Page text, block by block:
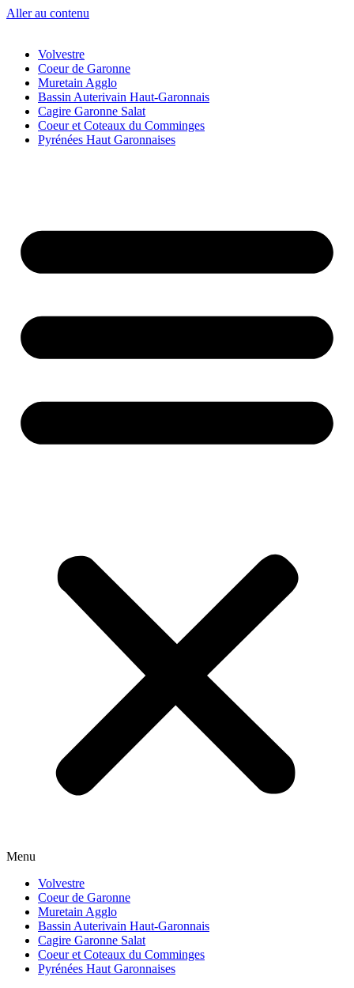
Aller au contenu
Volvestre
Coeur de Garonne
Muretain Agglo
Bassin Auterivain Haut-Garonnais
Cagire Garonne Salat
Coeur et Coteaux du Comminges
Pyrénées Haut Garonnaises
Menu
Volvestre
Coeur de Garonne
Muretain Agglo
Bassin Auterivain Haut-Garonnais
Cagire Garonne Salat
Coeur et Coteaux du Comminges
Pyrénées Haut Garonnaises